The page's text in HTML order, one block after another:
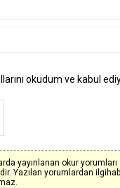
okudum ve kabul
yayınlanan okur yorumları
Yazılan yorumlardan